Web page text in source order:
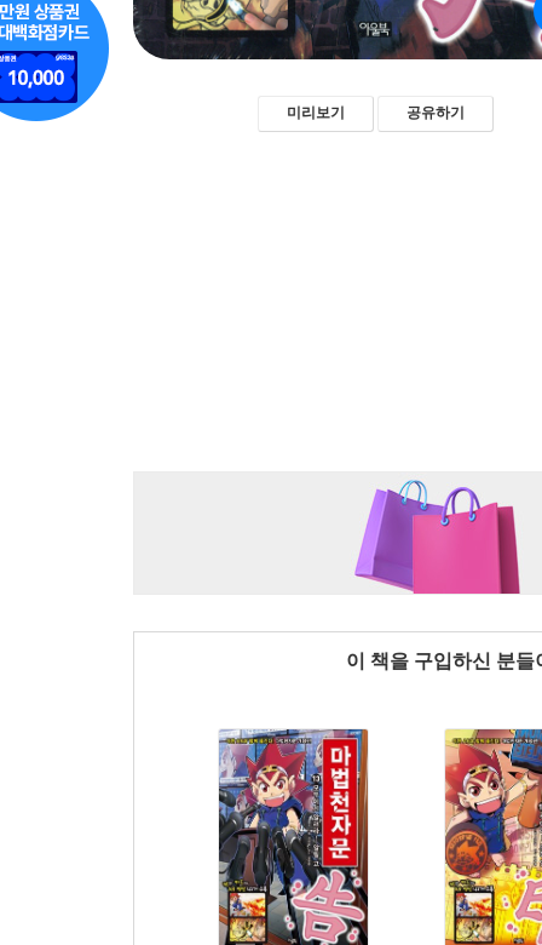
미리보기 공유하기
이 책을 구입하신 분